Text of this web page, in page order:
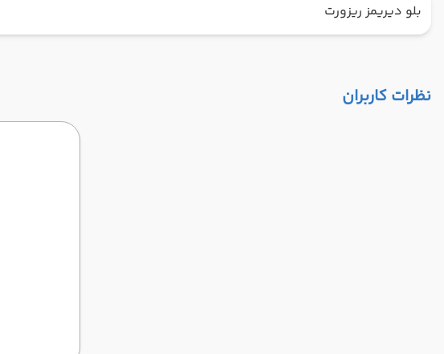
بلو دیریمز ریزورت
نظرات کاربران